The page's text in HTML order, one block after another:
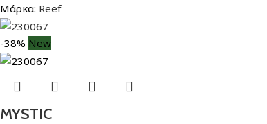
Μάρκα: Reef
-38% New
MYSTIC